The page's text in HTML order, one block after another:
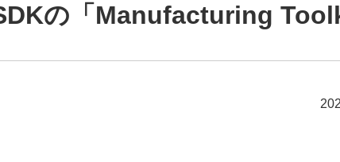
の「Manufacturing